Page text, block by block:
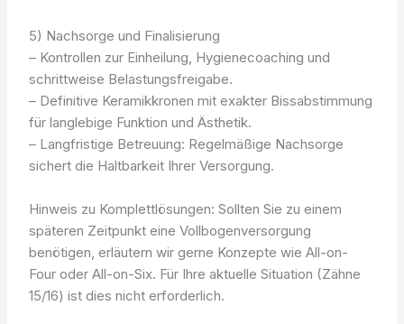
5) Nachsorge und Finalisierung
– Kontrollen zur Einheilung, Hygienecoaching und
schrittweise Belastungsfreigabe.
– Definitive Keramikkronen mit exakter Bissabstimmung
für langlebige Funktion und Ästhetik.
– Langfristige Betreuung: Regelmäßige Nachsorge
sichert die Haltbarkeit Ihrer Versorgung.
Hinweis zu Komplettlösungen: Sollten Sie zu einem
späteren Zeitpunkt eine Vollbogenversorgung
benötigen, erläutern wir gerne Konzepte wie All-on-
Four oder All-on-Six. Für Ihre aktuelle Situation (Zähne
15/16) ist dies nicht erforderlich.